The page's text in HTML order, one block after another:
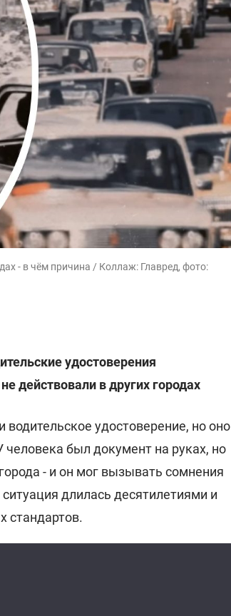
- в чём причина / Коллаж: Главред, фото:
удостоверения
действовали в других городах
удостоверение, но оно
был документ на руках, но
- и он мог вызывать сомнения
длилась десятилетиями и
стандартов.